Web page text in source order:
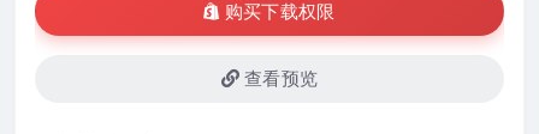
购买下载权限
查看预览